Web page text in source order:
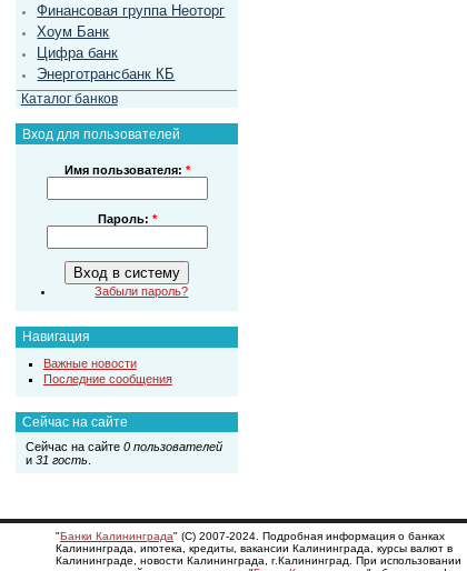
Финансовая группа Неоторг
Хоум Банк
Цифра банк
Энерготрансбанк КБ
Каталог банков
Вход для пользователей
Имя пользователя: *
Пароль: *
Забыли пароль?
Навигация
Важные новости
Последние сообщения
Сейчас на сайте
Сейчас на сайте 0 пользователей
и 31 гость
"Банки Калининграда" (С) 2007-2024. Подробная информация о банках
Калининграда, ипотека, кредиты, вакансии Калининграда, курсы валют в
Калининграде, новости Калининграда, г.Калининград. При использовании